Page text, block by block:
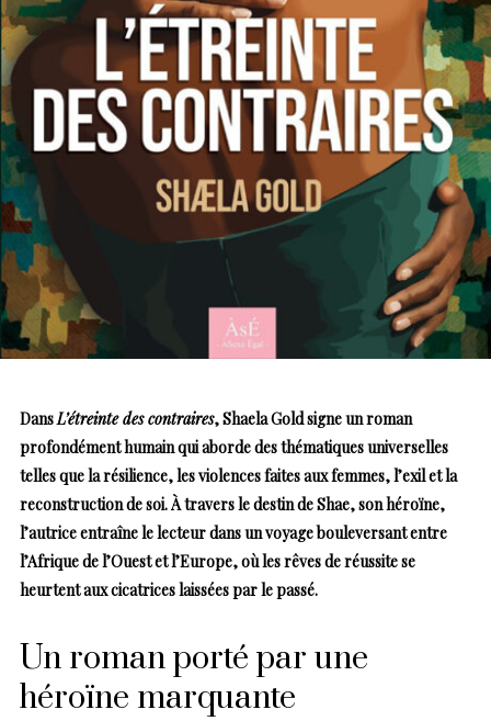
DansL’étreinte des contraires, Shaela Gold signe un roman
profondément humain qui aborde des thématiques universelles
telles que la résilience, les violences faites aux femmes, l’exil et la
reconstruction de soi. À travers le destin de Shae, son héroïne,
l’autrice entraîne le lecteur dans un voyage bouleversant entre
l’Afrique de l’Ouest et l’Europe, où les rêves de réussite se
heurtent aux cicatrices laissées par le passé.
Un roman porté par une
héroïne marquante